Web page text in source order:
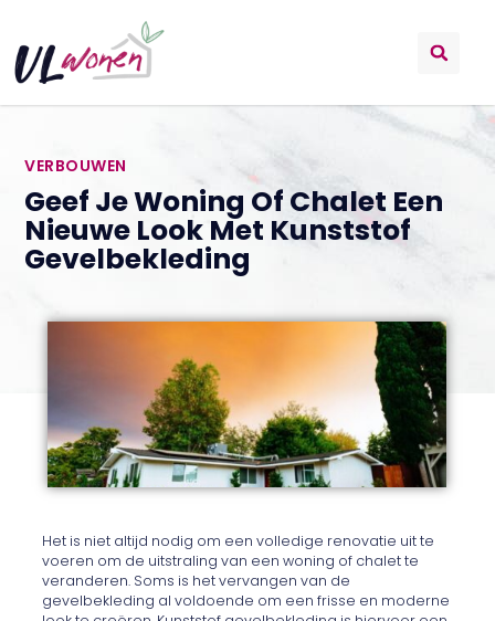
VERBOUWEN
Geef Je Woning Of Chalet Een
Nieuwe Look Met Kunststof
Gevelbekleding
Het is niet altijd nodig om een volledige renovatie uit te
voeren om de uitstraling van een woning of chalet te
veranderen. Soms is het vervangen van de
gevelbekleding al voldoende om een frisse en moderne